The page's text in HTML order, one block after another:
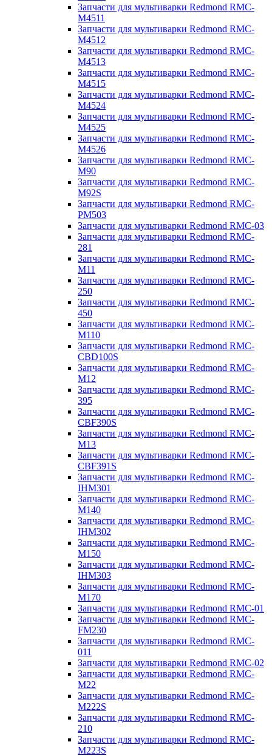
Запчасти для мультиварки Redmond RMC-
M4511
Запчасти для мультиварки Redmond RMC-
M4512
Запчасти для мультиварки Redmond RMC-
M4513
Запчасти для мультиварки Redmond RMC-
M4515
Запчасти для мультиварки Redmond RMC-
M4524
Запчасти для мультиварки Redmond RMC-
M4525
Запчасти для мультиварки Redmond RMC-
M4526
Запчасти для мультиварки Redmond RMC-
M90
Запчасти для мультиварки Redmond RMC-
M92S
Запчасти для мультиварки Redmond RMC-
PM503
Запчасти для мультиварки Redmond RMC-03
Запчасти для мультиварки Redmond RMC-
281
Запчасти для мультиварки Redmond RMC-
M11
Запчасти для мультиварки Redmond RMC-
250
Запчасти для мультиварки Redmond RMC-
450
Запчасти для мультиварки Redmond RMC-
M110
Запчасти для мультиварки Redmond RMC-
CBD100S
Запчасти для мультиварки Redmond RMC-
M12
Запчасти для мультиварки Redmond RMC-
395
Запчасти для мультиварки Redmond RMC-
CBF390S
Запчасти для мультиварки Redmond RMC-
M13
Запчасти для мультиварки Redmond RMC-
CBF391S
Запчасти для мультиварки Redmond RMC-
IHM301
Запчасти для мультиварки Redmond RMC-
M140
Запчасти для мультиварки Redmond RMC-
IHM302
Запчасти для мультиварки Redmond RMC-
M150
Запчасти для мультиварки Redmond RMC-
IHM303
Запчасти для мультиварки Redmond RMC-
M170
Запчасти для мультиварки Redmond RMC-01
Запчасти для мультиварки Redmond RMC-
FM230
Запчасти для мультиварки Redmond RMC-
011
Запчасти для мультиварки Redmond RMC-02
Запчасти для мультиварки Redmond RMC-
M22
Запчасти для мультиварки Redmond RMC-
M222S
Запчасти для мультиварки Redmond RMC-
210
Запчасти для мультиварки Redmond RMC-
M223S